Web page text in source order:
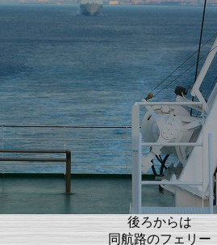
後ろからは
同航路のフェリー